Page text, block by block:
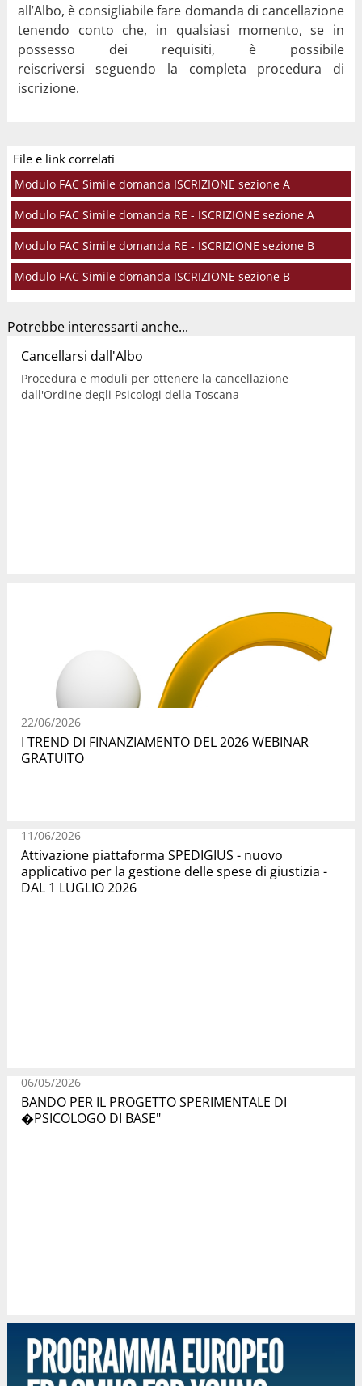
all’Albo, è consigliabile fare domanda di cancellazione
tenendo conto che, in qualsiasi momento, se in
possesso dei requisiti, è possibile
reiscriversi seguendo la completa procedura di
iscrizione.
File e link correlati
Modulo FAC Simile domanda ISCRIZIONE sezione A
Modulo FAC Simile domanda RE - ISCRIZIONE sezione A
Modulo FAC Simile domanda RE - ISCRIZIONE sezione B
Modulo FAC Simile domanda ISCRIZIONE sezione B
Potrebbe interessarti anche...
Cancellarsi dall'Albo
Procedura e moduli per ottenere la cancellazione
dall'Ordine degli Psicologi della Toscana
22/06/2026
I TREND DI FINANZIAMENTO DEL 2026 WEBINAR
GRATUITO
11/06/2026
Attivazione piattaforma SPEDIGIUS - nuovo
applicativo per la gestione delle spese di giustizia -
DAL 1 LUGLIO 2026
06/05/2026
BANDO PER IL PROGETTO SPERIMENTALE DI
�PSICOLOGO DI BASE"